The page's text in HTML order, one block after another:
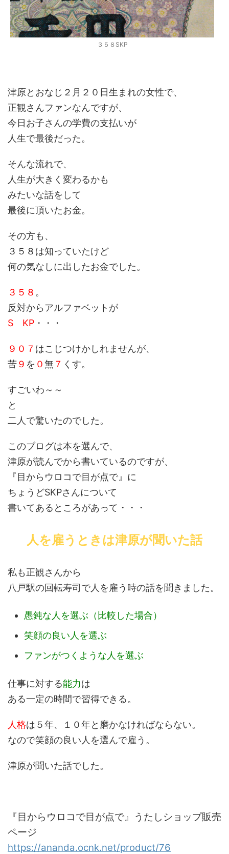
３５８SKP
津原とおなじ２月２０日生まれの女性で、
正観さんファンなんですが、
今日お子さんの学費の支払いが
人生で最後だった。
そんな流れで、
人生が大きく変わるかも
みたいな話をして
最後に頂いたお金。
その方も、
３５８は知っていたけど
何の気なしに出したお金でした。
３５８ 。
反対からアルファベットが
S KP ・・・
９０７ はこじつけかしれませんが、
苦９ を ０無７ くす。
すごいわ～～
と
二人で驚いたのでした。
このブログは本を選んで、
津原が読んでから書いているのですが、
『目からウロコで目が点で』に
ちょうどSKPさんについて
書いてあるところがあって・・・
人を雇うときは津原が聞いた話
私も正観さんから
八戸駅の回転寿司で人を雇う時の話を聞きました。
愚鈍な人を選ぶ（比較した場合）
笑顔の良い人を選ぶ
ファンがつくような人を選ぶ
仕事に対する能力は
ある一定の時間で習得できる。
人格は５年、１０年と磨かなければならない。
なので笑顔の良い人を選んで雇う。
津原が聞いた話でした。
『目からウロコで目が点で』うたしショップ販売
ページ
https://ananda.ocnk.net/product/76